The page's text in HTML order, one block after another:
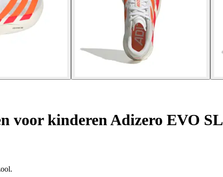
voor kinderen Adizero EVO SL